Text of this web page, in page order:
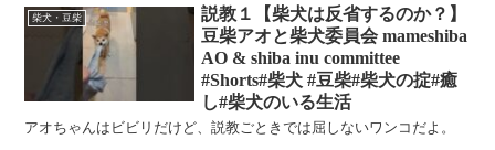
柴犬・豆柴
説教１【柴犬は反省するのか？】
豆柴アオと柴犬委員会 mameshiba
AO & shiba inu committee
#Shorts#柴犬 #豆柴#柴犬の掟#癒
し#柴犬のいる生活
アオちゃんはビビリだけど、説教ごときでは屈しないワンコだよ。